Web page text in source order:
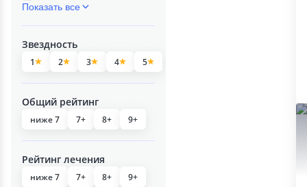
Показать все
Звездность
1 2 3 4 5
Общий рейтинг
ниже 7 7+ 8+ 9+
Рейтинг лечения
ниже 7 7+ 8+ 9+